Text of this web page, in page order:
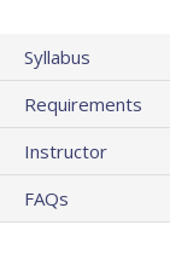
Syllabus
Requirements
Instructor
FAQs